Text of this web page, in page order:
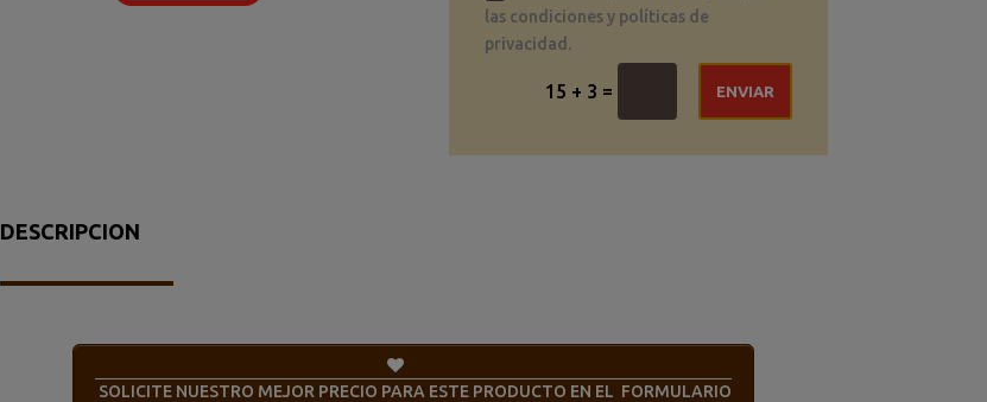
las condiciones y políticas de
privacidad.
15 + 3 = ENVIAR
DESCRIPCION
SOLICITE NUESTRO MEJOR PRECIO PARA ESTE PRODUCTO EN EL FORMULARIO